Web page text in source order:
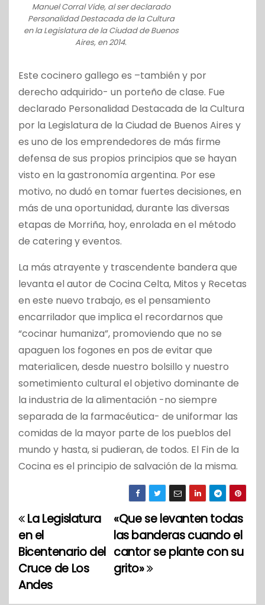
Manuel Corral Vide, al ser declarado
Personalidad Destacada de la Cultura
en la Legislatura de la Ciudad de Buenos
Aires, en 2014.
Este cocinero gallego es –también y por
derecho adquirido- un porteño de clase. Fue
declarado Personalidad Destacada de la Cultura
por la Legislatura de la Ciudad de Buenos Aires y
es uno de los emprendedores de más firme
defensa de sus propios principios que se hayan
visto en la gastronomía argentina. Por ese
motivo, no dudó en tomar fuertes decisiones, en
más de una oportunidad, durante las diversas
etapas de Morriña, hoy, enrolada en el método
de catering y eventos.
La más atrayente y trascendente bandera que
levanta el autor de Cocina Celta, Mitos y Recetas
en este nuevo trabajo, es el pensamiento
encarrilador que implica el recordarnos que
“cocinar humaniza”, promoviendo que no se
apaguen los fogones en pos de evitar que
materialicen, desde nuestro bolsillo y nuestro
sometimiento cultural el objetivo dominante de
la industria de la alimentación -no siempre
separada de la farmacéutica- de uniformar las
comidas de la mayor parte de los pueblos del
mundo y hasta, si pudieran, de todos. El Fin de la
Cocina es el principio de salvación de la misma.
N
a
v
e
«Que se levanten todas
las banderas cuando el
cantor se plante con su
grito»
La Legislatura
en el
Bicentenario del
Cruce de Los
Andes